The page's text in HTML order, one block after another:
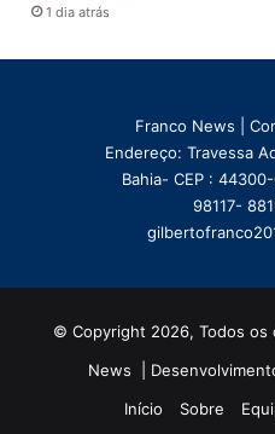
1 dia atrás
Franco News |
Endereço: Travessa
Bahia- CEP :
98117-
© Copyright 2026, Todos os
News |
Início
Sobre